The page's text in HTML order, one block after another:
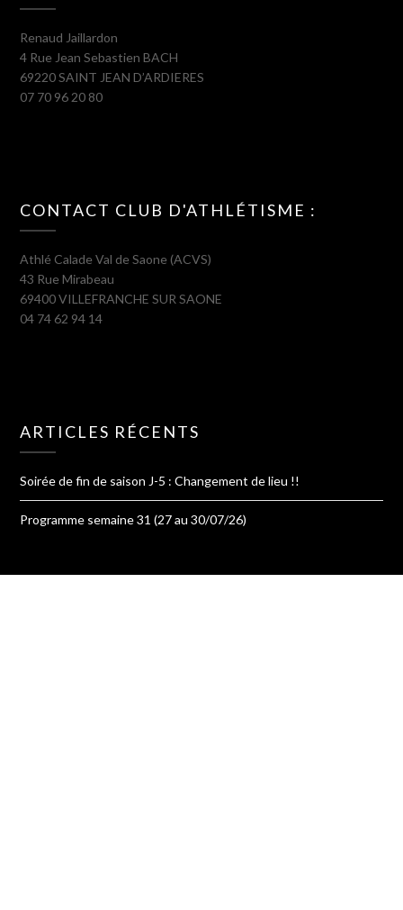
Renaud Jaillardon
4 Rue Jean Sebastien BACH
69220 SAINT JEAN D’ARDIERES
07 70 96 20 80
CONTACT CLUB D'ATHLÉTISME :
Athlé Calade Val de Saone (ACVS)
43 Rue Mirabeau
69400 VILLEFRANCHE SUR SAONE
04 74 62 94 14
ARTICLES RÉCENTS
Soirée de fin de saison J-5 : Changement de lieu !!
Programme semaine 31 (27 au 30/07/26)